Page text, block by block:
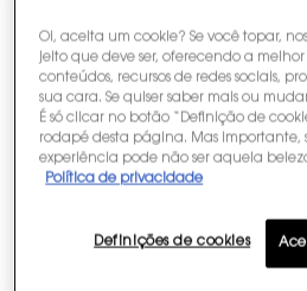
Oi, aceita um cookie? Se você topar,
jeito que deve ser, oferecendo a
conteúdos, recursos de redes sociais,
sua cara. Se quiser saber mais ou
É só clicar no botão “Definição de
rodapé desta página. Mas importante,
experiência pode não ser aquela
Política de privacidade
Definições de cookies